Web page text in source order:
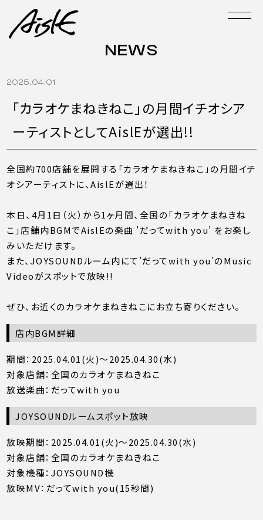
NEWS
2025.04.01
「カラオケまねきねこ」の月間イチオシア
ーティストとしてAislEが選出!!
全国約700店舗を展開する「カラオケまねきねこ」の月間イチ
オシアーティストに、AislEが選出！
本日、4月1日（火）から1ヶ月間、全国の「カラオケまねきね
こ」店舗内BGMでAislEの楽曲 ’だってwith you’ をお楽し
みいただけます。
また、JOYSOUNDルーム内にて’だってwith you’のMusic
Videoがスポットで放映!!
ぜひ、お近くのカラオケまねきねこにお立ち寄りください。
店内BGM詳細
期間：2025.04.01(火)〜2025.04.30(水)
対象店舗：全国のカラオケまねきねこ
放送楽曲：だってwith you
JOYSOUNDルームスポット放映
放映期間：2025.04.01(火)〜2025.04.30(水)
対象店舗：全国のカラオケまねきねこ
対象機種：JOYSOUND機
放映MV：だってwith you(15秒間)